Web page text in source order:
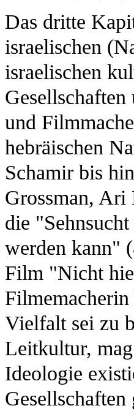
Das dritte
israelischen
israelischen
und
hebräischen
Schamir bis
Grossman,
die
werden kann"
Film "Nicht
Vielfalt sei zu
Leitkultur,
Ideologie